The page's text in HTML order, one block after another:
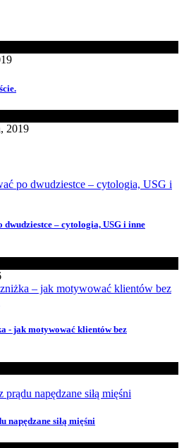
2019
– cytologia, USG i inne
- jak motywować klientów bez
napędzane siłą mięśni